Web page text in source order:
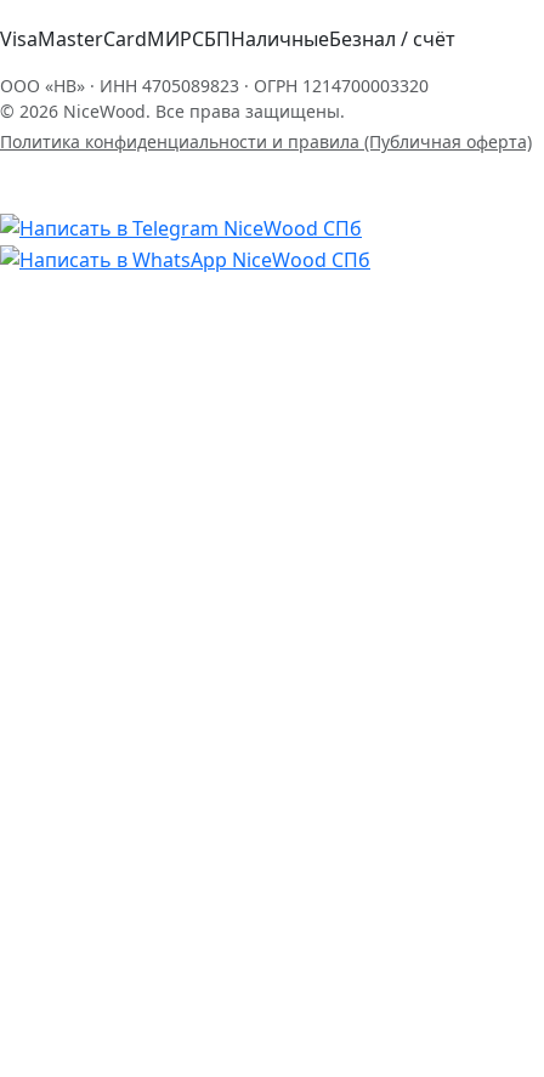
VisaMasterCardМИРСБПНаличныеБезнал / счёт
ООО «НВ» · ИНН 4705089823 · ОГРН 1214700003320
© 2026 NiceWood. Все права защищены.
Политика конфиденциальности и правила (Публичная оферта)